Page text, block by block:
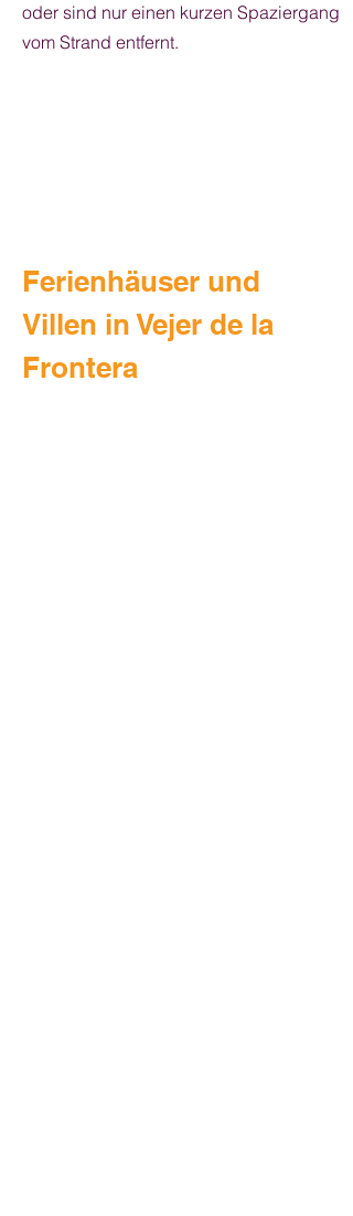
oder sind nur einen kurzen Spaziergang
vom Strand entfernt.
Ferienhäuser und
Villen in Vejer de la
Frontera